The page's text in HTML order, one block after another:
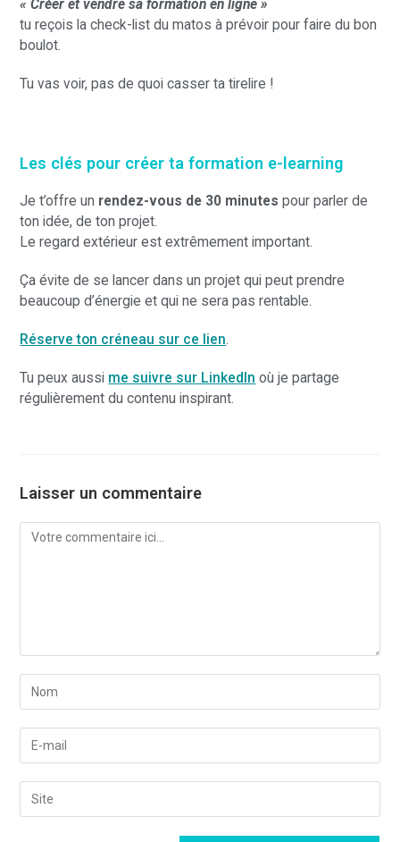
« Créer et vendre sa formation en ligne »
tu reçois la check-list du matos à prévoir pour faire du bon
boulot.
Tu vas voir, pas de quoi casser ta tirelire !
Les clés pour créer ta formation e-learning
Je t’offre un rendez-vous de 30 minutes pour parler de
ton idée, de ton projet.
Le regard extérieur est extrêmement important.
Ça évite de se lancer dans un projet qui peut prendre
beaucoup d’énergie et qui ne sera pas rentable.
Réserve ton créneau sur ce lien.
Tu peux aussi me suivre sur LinkedIn où je partage
régulièrement du contenu inspirant.
Laisser un commentaire